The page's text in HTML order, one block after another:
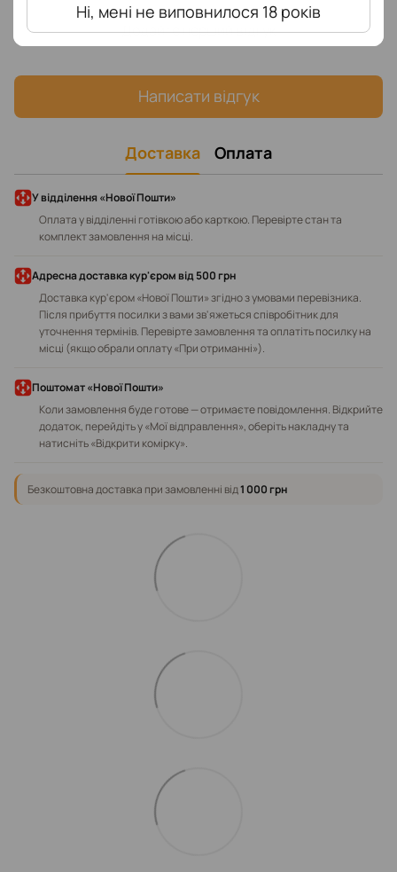
Ні, мені не виповнилося 18 років
Додайте перший відгук
Написати відгук
Доставка Оплата
У відділення «Нової Пошти»
Оплата у відділенні готівкою або карткою. Перевірте стан та
комплект замовлення на місці.
Адресна доставка кур'єром від 500 грн
Доставка кур'єром «Нової Пошти» згідно з умовами перевізника.
Після прибуття посилки з вами зв'яжеться співробітник для
уточнення термінів. Перевірте замовлення та оплатіть посилку на
місці (якщо обрали оплату «При отриманні»).
Поштомат «Нової Пошти»
Коли замовлення буде готове — отримаєте повідомлення. Відкрийте
додаток, перейдіть у «Мої відправлення», оберіть накладну та
натисніть «Відкрити комірку».
Безкоштовна доставка при замовленні від1 000 грн